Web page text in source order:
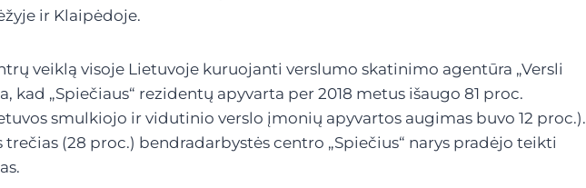
ir Klaipėdoje.
veiklą visoje Lietuvoje kuruojanti verslumo skatinimo agentūra „Versli
kad „Spiečiaus“ rezidentų apyvarta per 2018 metus išaugo 81 proc.
smulkiojo ir vidutinio verslo įmonių apyvartos augimas buvo 12 proc.).
trečias (28 proc.) bendradarbystės centro „Spiečius“ narys pradėjo teikti